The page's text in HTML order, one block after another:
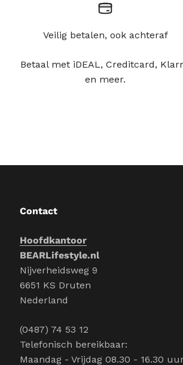
Veilig betalen, ook achteraf
Betaal met iDEAL, Creditcard,
en meer.
Contact
Hoofdkantoor
BEARLifestyle.nl
Nijverheidsweg 9
6651 KS Druten
Nederland
(0487) 74 53 12
Telefonisch bereikbaar:
Maandag - Vrijdag 08.30 - 16.30